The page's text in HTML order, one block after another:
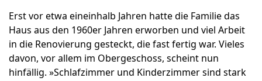
Erst vor etwa eineinhalb Jahren hatte die Familie das
Haus aus den 1960er Jahren erworben und viel Arbeit
in die Renovierung gesteckt, die fast fertig war. Vieles
davon, vor allem im Obergeschoss, scheint nun
hinfällig. »Schlafzimmer und Kinderzimmer sind stark